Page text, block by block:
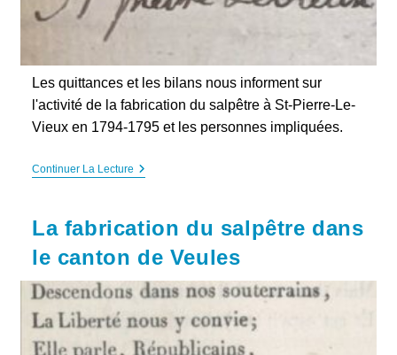
Les quittances et les bilans nous informent sur
l'activité de la fabrication du salpêtre à St-Pierre-Le-
Vieux en 1794-1795 et les personnes impliquées.
Continuer La LectureSt-
Les
Quittances
Du
Salpêtre
:
1794-
La fabrication du salpêtre dans
le canton de Veules